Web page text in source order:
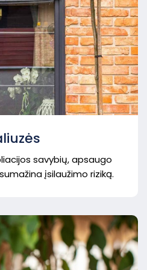
savybių, apsaugo
įsilaužimo riziką.